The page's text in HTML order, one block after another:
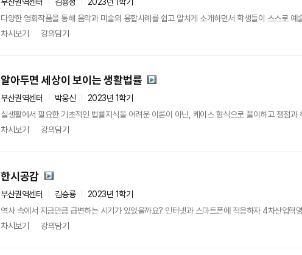
다양한 영화작품을 통해 음악과 미술의 융합사례를 쉽고 알차게 소개하면서 학생들이 스스로 예
차시보기
강의담기
알아두면 세상이 보이는 생활법률
부산권역센터 박웅신
2023년 1학기
실생활에서 필요한 기초적인 법률지식을 어려운 이론이 아닌, 케이스 형식으로 풀이하고 쟁점
차시보기
강의담기
한시공감
부산권역센터 김승룡
2023년 1학기
역사 속에서 지금만큼 급변하는 시기가 있었을까요? 인터넷과 스마트폰에 적응하자 4차산업
차시보기
강의담기